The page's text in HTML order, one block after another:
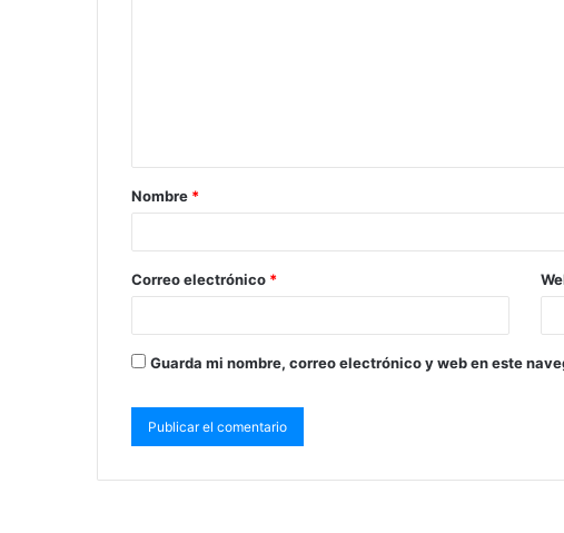
Nombre *
Correo electrónico *
Guarda mi nombre, correo electrónico y web en este